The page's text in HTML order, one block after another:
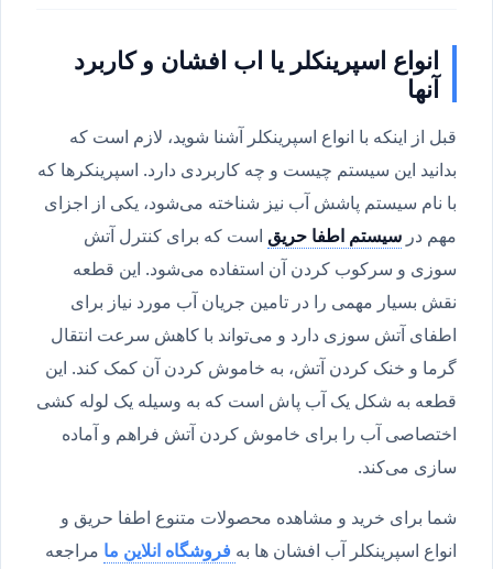
انواع اسپرینکلر یا اب افشان و کاربرد
آنها
قبل از اینکه با انواع اسپرینکلر آشنا شوید، لازم است که
بدانید این سیستم چیست و چه کاربردی دارد. اسپرینکرها که
با نام سیستم پاشش آب نیز شناخته می‌شود، یکی از اجزای
مهم در سیستم اطفا حریقاست که برای کنترل آتش
سوزی و سرکوب کردن آن استفاده می‌شود. این قطعه
نقش بسیار مهمی را در تامین جریان آب مورد نیاز برای
اطفای آتش سوزی دارد و می‌تواند با کاهش سرعت انتقال
گرما و خنک کردن آتش، به خاموش کردن آن کمک کند. این
قطعه به شکل یک آب پاش است که به وسیله یک لوله کشی
اختصاصی آب را برای خاموش کردن آتش فراهم و آماده
سازی می‌کند.
شما برای خرید و مشاهده محصولات متنوع اطفا حریق و
انواع اسپرینکلر آب افشان ها بهفروشگاه انلاین مامراجعه